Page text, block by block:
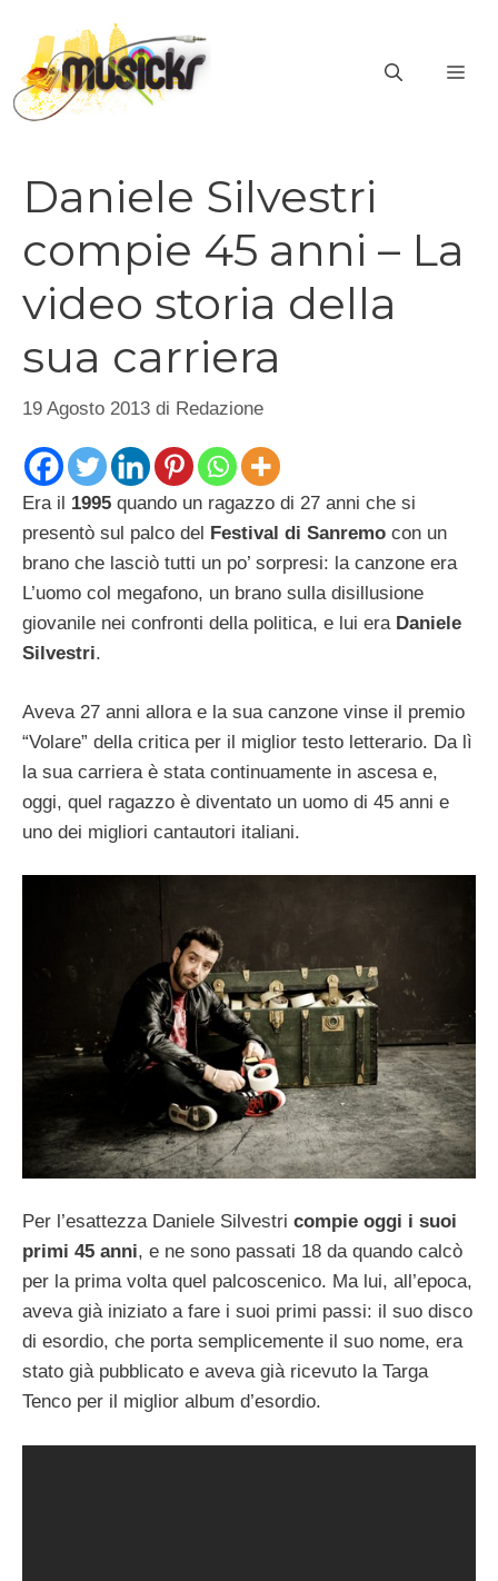
contenuto
Daniele Silvestri
compie 45 anni – La
video storia della
sua carriera
19 Agosto 2013 di Redazione
Era il 1995 quando un ragazzo di 27 anni che si
presentò sul palco del
Festival di Sanremo con un
brano che lasciò tutti un po’ sorpresi: la canzone era
L’uomo col megafono, un brano sulla disillusione
giovanile nei confronti della politica, e lui era Daniele
Silvestri.
Aveva 27 anni allora e la sua canzone vinse il premio
“Volare” della critica per il miglior testo letterario. Da lì
la sua carriera è stata continuamente in ascesa e,
oggi, quel ragazzo è diventato un uomo di 45 anni e
uno dei migliori cantautori italiani.
Per l’esattezza Daniele Silvestri compie oggi i suoi
primi 45 anni, e ne sono passati 18 da quando calcò
per la prima volta quel palcoscenico. Ma lui, all’epoca,
aveva già iniziato a fare i suoi primi passi: il suo disco
di esordio, che porta semplicemente il suo nome, era
stato già pubblicato e aveva già ricevuto la Targa
Tenco per il miglior album d’esordio.